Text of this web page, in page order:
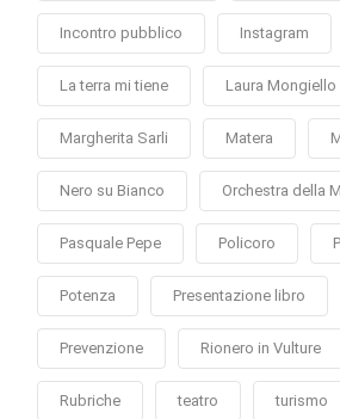
Incontro pubblico Instagram
La terra mi tiene Laura Mongiello
Margherita Sarli Matera
Nero su Bianco Orchestra della
Pasquale Pepe Policoro
Potenza Presentazione libro
Prevenzione Rionero in Vulture
Rubriche teatro turismo